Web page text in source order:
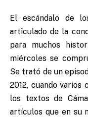
El escándalo de
articulado de la
para muchos
miércoles se
Se trató de un
2012, cuando varios
los textos de
artículos que en su